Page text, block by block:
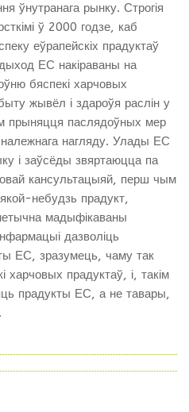
ўнутранага рынку. Строгія
ў 2000 годзе, каб
еўрапейскіх прадуктаў
ЕС накіраваны на
бяспекі харчовых
жывёл і здароўя раслін у
прыняцця паслядоўных мер
нагляду. Улады ЕС
і заўсёды звяртаюцца па
кансультацыяй, перш чым
небудзь прадукт,
мадыфікаваны
дазволіць
ЕС, зразумець, чаму так
харчовых прадуктаў, і, такім
прадукты ЕС, а не тавары,